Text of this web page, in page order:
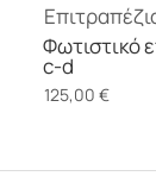
Φωτιστικό
c-d
125,00€